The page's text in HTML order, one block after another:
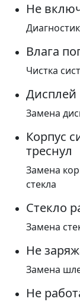
Не
Влага
Чистка
Дисплей
Замена
Корпус
треснул
Замена
стекла
Стекло
Замена
Не
Замена
Не